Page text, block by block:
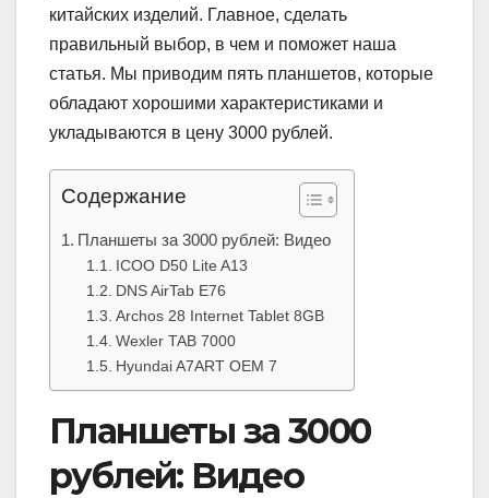
китайских изделий. Главное, сделать
правильный выбор, в чем и поможет наша
статья. Мы приводим пять планшетов, которые
обладают хорошими характеристиками и
укладываются в цену 3000 рублей.
Содержание
Планшеты за 3000 рублей: Видео
ICOO D50 Lite A13
DNS AirTab E76
Archos 28 Internet Tablet 8GB
Wexler TAB 7000
Hyundai A7ART OEM 7
Планшеты за 3000
рублей: Видео